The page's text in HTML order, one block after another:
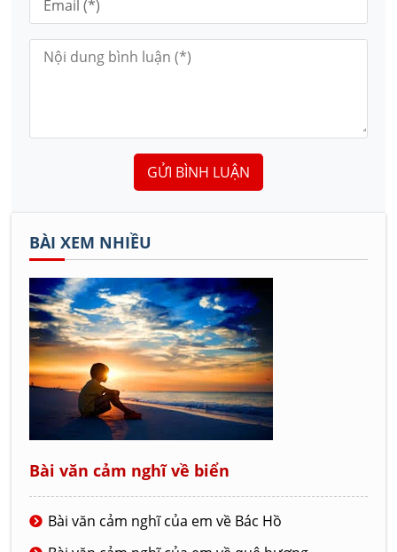
GỬI BÌNH LUẬN
BÀI XEM NHIỀU
Bài văn cảm nghĩ về biển
Bài văn cảm nghĩ của em về Bác Hồ